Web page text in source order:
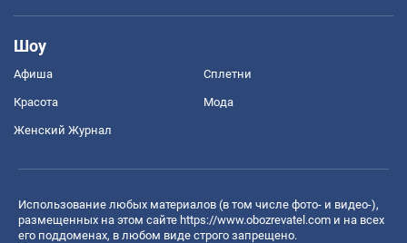
Шоу
Афиша Сплетни
Красота Мода
Женский Журнал
Использование любых материалов (в том числе фото- и видео-),
размещенных на этом сайте https://www.obozrevatel.com и на всех
его поддоменах, в любом виде строго запрещено.